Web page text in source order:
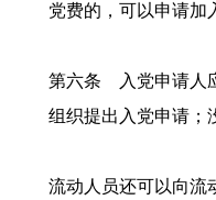
党费的，可以申请加
第六条 入党申请人
组织提出入党申请；
流动人员还可以向流